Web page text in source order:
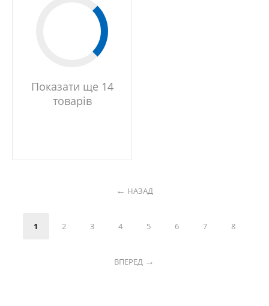
Показати ще 14
товарів
НАЗАД
1 2 3 4 5 6 7 8
ВПЕРЕД